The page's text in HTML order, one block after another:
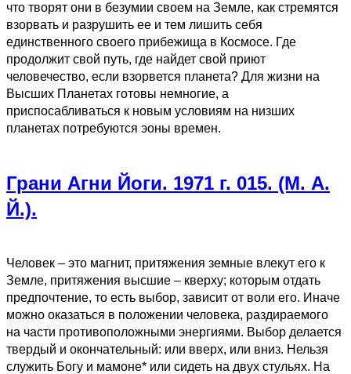
что творят они в безумии своем на Земле, как стремятся
взорвать и разрушить ее и тем лишить себя
единственного своего прибежища в Космосе. Где
продолжит свой путь, где найдет свой приют
человечество, если взорвется планета? Для жизни на
Высших Планетах готовы немногие, а
приспосабливаться к новым условиям на низших
планетах потребуются эоны времен.
Грани Агни Йоги. 1971 г. 015. (М. А.
Й.).
Человек – это магнит, притяжения земные влекут его к
Земле, притяжения высшие – кверху; которым отдать
предпочтение, то есть выбор, зависит от воли его. Иначе
можно оказаться в положении человека, раздираемого
на части противоположными энергиями. Выбор делается
твердый и окончательный: или вверх, или вниз. Нельзя
служить Богу и мамоне* или сидеть на двух стульях. На